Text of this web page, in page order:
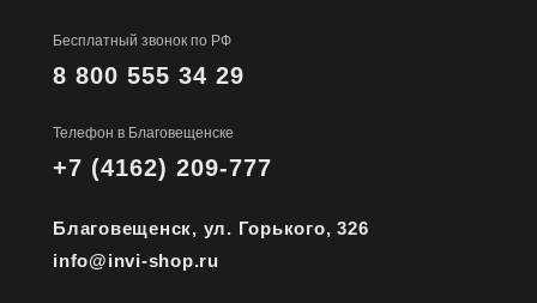
Бесплатный звонок по РФ
8 800 555 34 29
Телефон в Благовещенске
+7 (4162) 209-777
Благовещенск, ул. Горького, 326
info@invi-shop.ru